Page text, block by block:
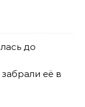
до
её в